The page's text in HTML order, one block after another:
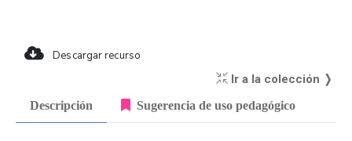
Descargar recurso
Ir a la colección ❭
Descripción Sugerencia de uso pedagógico